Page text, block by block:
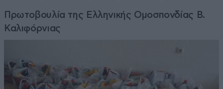
Πρωτοβουλία της Ελληνικής Ομοσπονδίας Β.
Καλιφόρνιας